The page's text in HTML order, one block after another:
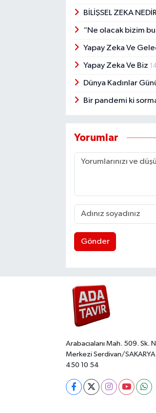
BİLİŞSEL ZEKA
“Ne olacak bizim
Yapay Zeka Ve
Yapay Zeka Ve Biz
Dünya Kadınlar
Bir pandemi ki
Yorumlar
Gönder
Arabacıalanı Mah. 509. Sk.
Merkezi Serdivan/SAKARYA
450 10 54